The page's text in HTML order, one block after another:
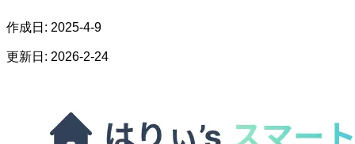
作成日: 2025-4-9
更新日: 2026-2-24